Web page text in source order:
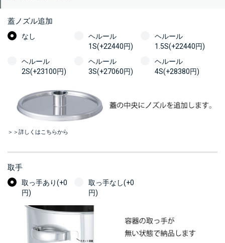
蓋ノズル追加
なし
ヘルール
1S(+22440円)
ヘルール
1.5S(+22440円)
ヘルール
2S(+23100円)
ヘルール
3S(+27060円)
ヘルール
4S(+28380円)
＞＞詳しくはこちらから
取手
取っ手あり(+0
円)
取っ手なし(+0
円)